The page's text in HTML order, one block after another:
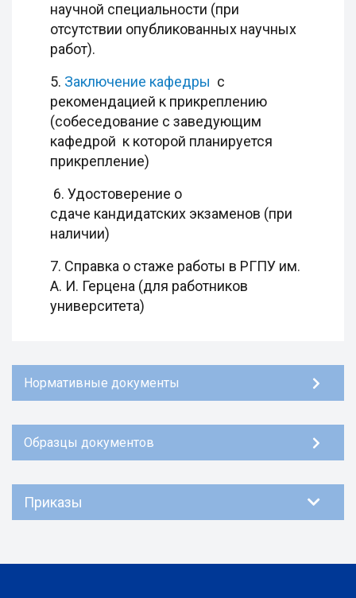
научной специальности (при
отсутствии опубликованных научных
работ).
5. Заключение кафедры с
рекомендацией к прикреплению
(собеседование с заведующим
кафедрой к которой планируется
прикрепление)
6. Удостоверение о
сдаче кандидатских экзаменов (при
наличии)
7. Справка о стаже работы в РГПУ им.
А. И. Герцена (для работников
университета)
Нормативные документы
Образцы документов
Приказы